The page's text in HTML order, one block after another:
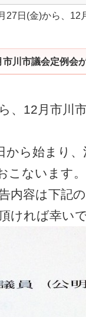
27日(金)から、12
川市議会定例会
、12月市川
から始まり
こないます。
内容は下記
ければ幸い